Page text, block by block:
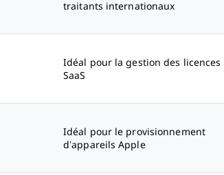
traitants internationaux
Idéal pour la gestion des licences
SaaS
Idéal pour le provisionnement
d’appareils Apple